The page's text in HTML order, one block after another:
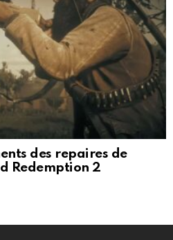
des repaires de
Redemption 2